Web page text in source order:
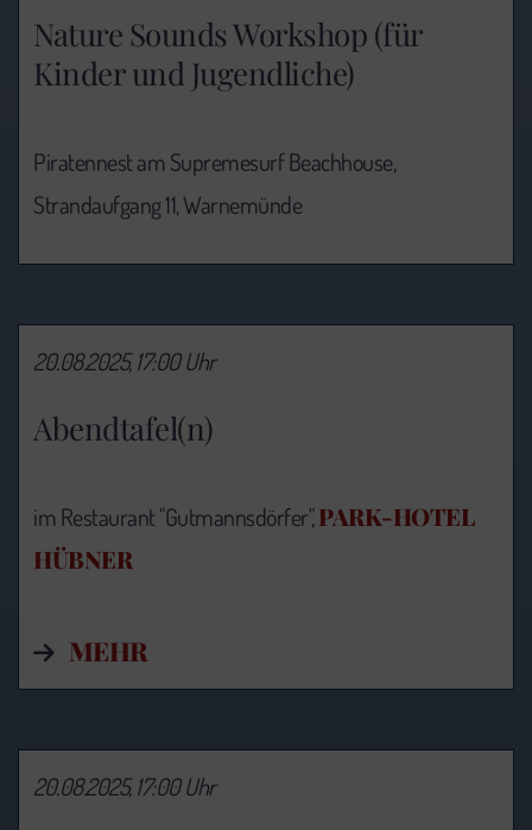
Nature Sounds Workshop (für
Kinder und Jugendliche)
Piratennest am Supremesurf Beachhouse,
Strandaufgang 11, Warnemünde
Abendtafel(n)
20.08.2025, 17:00 Uhr
im Restaurant "Gutmannsdörfer",PARK-HOTEL
HÜBNER
MEHR
20.08.2025, 17:00 Uhr